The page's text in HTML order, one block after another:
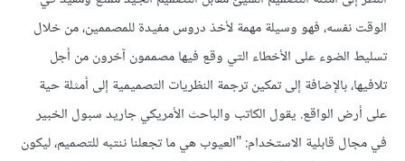
الوقت نفسه، فهو وسيلة مهمة لأخذ دروس مفيدة للمصممين، من خلال
تسليط الضوء على الأخطاء التي وقع فيها مصممون آخرون من أجل
تلافيها، بالإضافة إلى تمكين ترجمة النظريات التصميمية إلى أمثلة حية
على أرض الواقع. يقول الكاتب والباحث الأمريكي جاريد سبول الخبير
في مجال قابلية الاستخدام: "العيوب هي ما تجعلنا ننتبه للتصميم، ليكون